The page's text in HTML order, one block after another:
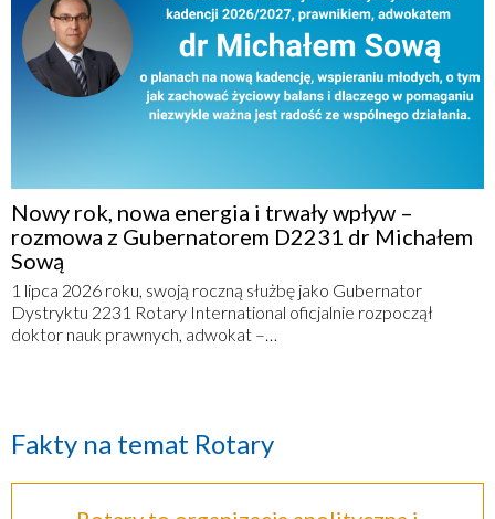
Nowy rok, nowa energia i trwały wpływ –
rozmowa z Gubernatorem D2231 dr Michałem
Sową
1 lipca 2026 roku, swoją roczną służbę jako Gubernator
Dystryktu 2231 Rotary International oficjalnie rozpoczął
doktor nauk prawnych, adwokat –…
Fakty na temat Rotary